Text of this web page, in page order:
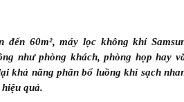
60m², máy lọc không khí
như phòng khách, phòng họp hay
khả năng phân bổ luồng khí sạch
quả.